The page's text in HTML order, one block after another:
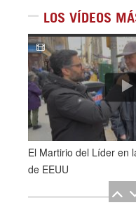
LOS VÍDEOS
El Martirio del Líder en
de EEUU